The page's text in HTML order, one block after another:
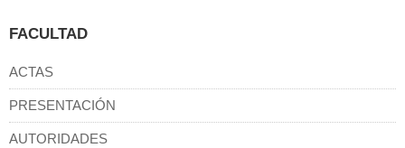
FACULTAD
ACTAS
PRESENTACIÓN
AUTORIDADES